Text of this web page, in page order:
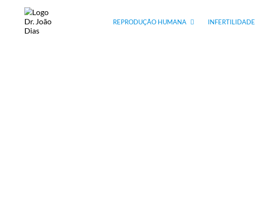
REPRODUÇÃO HUMANA INFERTILIDADE